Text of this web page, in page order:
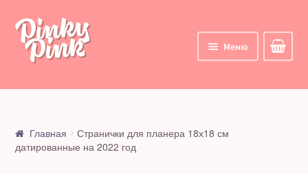
Перейти
навигации
Перейти
содержимому
Меню
Главная
Курсы
Главная
Странички для планера 18х18 см
датированные на 2022 год